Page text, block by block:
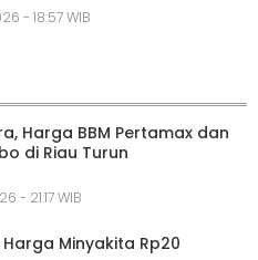
- 18:57 WIB
Harga BBM Pertamax dan
di Riau Turun
- 21:17 WIB
Minyakita Rp20